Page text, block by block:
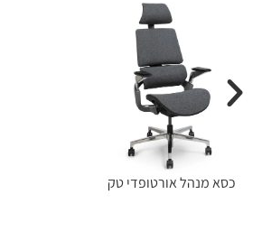
כסא מנהל אורטופדי טק